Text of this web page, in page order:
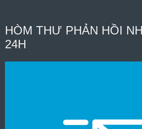
HÒM THƯ PHẢN HỒI
24H